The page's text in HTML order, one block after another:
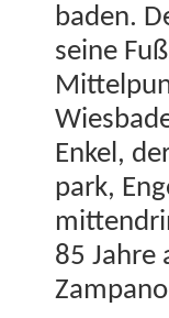
baden.
seine
Enkel,
park,
85 Jahre